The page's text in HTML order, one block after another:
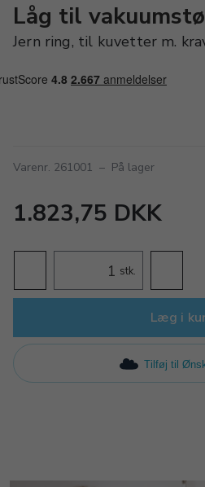
Låg til
Jern ring, til kuvetter m.
Varenr. 261001 – På lager
1.823,75 DKK
stk.
Læg i
Tilføj til